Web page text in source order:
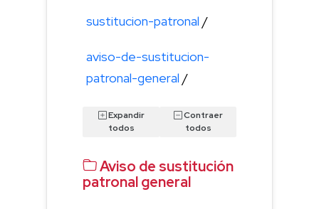
sustitucion-patronal /
aviso-de-sustitucion-
patronal-general /
Expandir
todos
Contraer
todos
Aviso de sustitución
patronal general